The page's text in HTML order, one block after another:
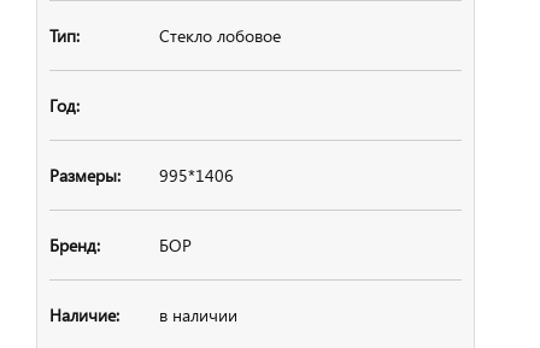
Стекло лобовое
995*1406
БОР
в наличии